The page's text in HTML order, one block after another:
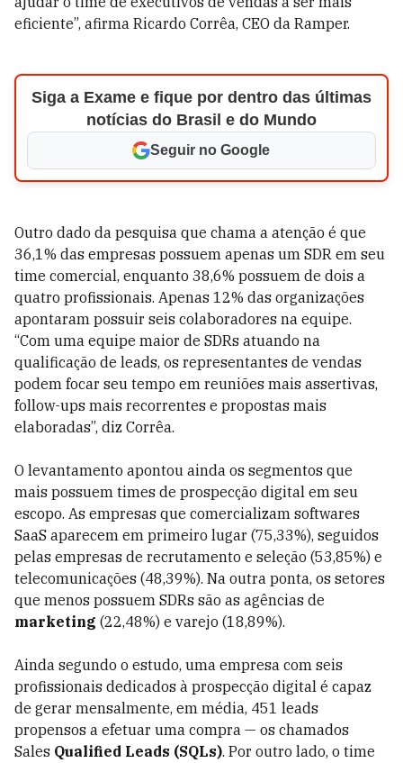
eficiente”, afirma Ricardo Corrêa, CEO da Ramper.
Siga a Exame e fique por dentro das últimas
notícias do Brasil e do Mundo
Seguir no Google
Outro dado da pesquisa que chama a atenção é que
36,1% das empresas possuem apenas um SDR em seu
time comercial, enquanto 38,6% possuem de dois a
quatro profissionais. Apenas 12% das organizações
apontaram possuir seis colaboradores na equipe.
“Com uma equipe maior de SDRs atuando na
qualificação de leads, os representantes de vendas
podem focar seu tempo em reuniões mais assertivas,
follow-ups mais recorrentes e propostas mais
elaboradas”, diz Corrêa.
O levantamento apontou ainda os segmentos que
mais possuem times de prospecção digital em seu
escopo. As empresas que comercializam softwares
SaaS aparecem em primeiro lugar (75,33%), seguidos
pelas empresas de recrutamento e seleção (53,85%) e
telecomunicações (48,39%). Na outra ponta, os setores
que menos possuem SDRs são as agências de
marketing (22,48%) e varejo (18,89%).
Ainda segundo o estudo, uma empresa com seis
profissionais dedicados à prospecção digital é capaz
de gerar mensalmente, em média, 451 leads
propensos a efetuar uma compra — os chamados
Sales Qualified Leads (SQLs). Por outro lado, o time